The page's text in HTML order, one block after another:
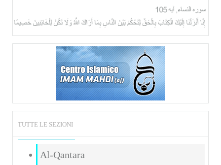
TUTTE LE SEZIONI
Al-Qantara